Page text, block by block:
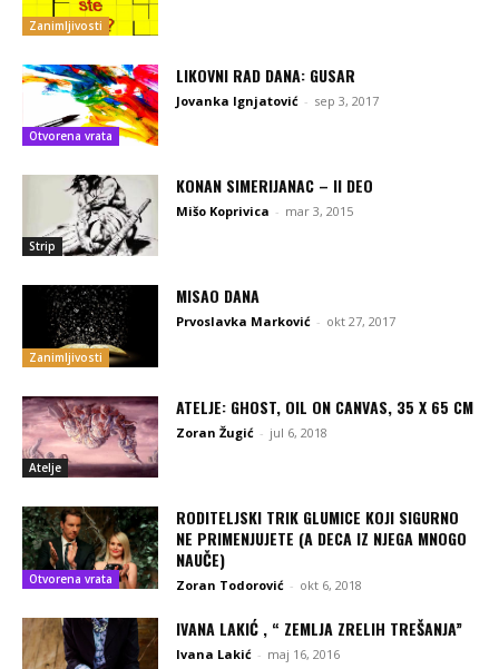
Zanimljivosti
Otvorena vrata
LIKOVNI RAD DANA: GUSAR
Jovanka Ignjatović - sep 3, 2017
Strip
KONAN SIMERIJANAC – II DEO
Mišo Koprivica - mar 3, 2015
Zanimljivosti
MISAO DANA
Prvoslavka Marković - okt 27, 2017
Atelje
ATELJE: GHOST, OIL ON CANVAS, 35 X 65 CM
Zoran Žugić - jul 6, 2018
Otvorena vrata
RODITELJSKI TRIK GLUMICE KOJI SIGURNO
NE PRIMENJUJETE (A DECA IZ NJEGA MNOGO
NAUČE)
Zoran Todorović - okt 6, 2018
IVANA LAKIĆ , “ ZEMLJA ZRELIH TREŠANJA”
Ivana Lakić - maj 16, 2016